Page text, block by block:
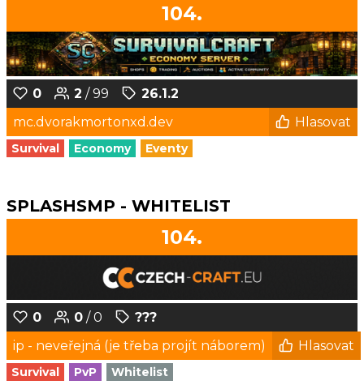
104.
0 2 / 99
26.1.2
mc.dvorakmortonxd.dev
Hlasovat
Survival Economy Eventy
SPLASHSMP - WHITELIST
104.
0 0 / 0
???
ip - neveřejná (je třeba projít náborem)
Hlasovat
Survival PvP Whitelist